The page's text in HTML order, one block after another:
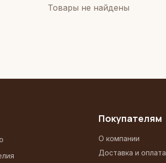
Товары не найдены
Покупателям
О компании
Доставка и оплата